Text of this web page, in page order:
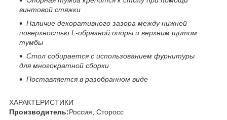
винтовой стяжки
Наличие декоративного зазора между нижней
поверхностью L -образной опоры и верхним щитом
тумбы
Стол собирается с использованием фурнитуры
для многократной сборки
Поставляется в разобранном виде
ХАРАКТЕРИСТИКИ
Производитель:Россия, Сторосс